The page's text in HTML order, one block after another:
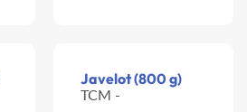
Javelot (800 g)
TCM -